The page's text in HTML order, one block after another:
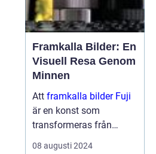
Framkalla Bilder: En
Visuell Resa Genom
Minnen
Att framkalla bilder Fuji
är en konst som
transformeras från
digitala pixlar på en
08 augusti 2024